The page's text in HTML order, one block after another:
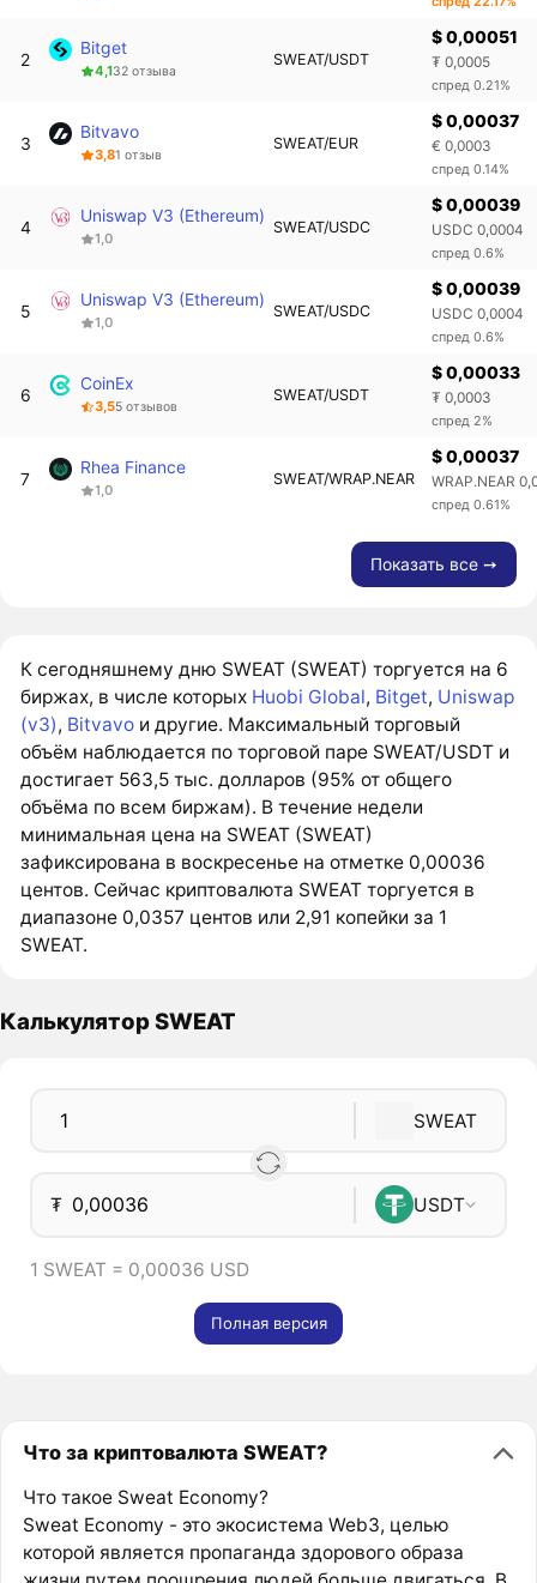
2
Bitget
4,132 отзыва
SWEAT/USDT
$ 0,00051
₮ 0,0005
спред 0.21%
3
Bitvavo
3,81 отзыв
SWEAT/EUR
$ 0,00037
€ 0,0003
спред 0.14%
4
Uniswap V3 (Ethereum)
1,0
SWEAT/USDC
$ 0,00039
USDC 0,0004
спред 0.6%
5
Uniswap V3 (Ethereum)
1,0
SWEAT/USDC
$ 0,00039
USDC 0,0004
спред 0.6%
6
CoinEx
3,55 отзывов
SWEAT/USDT
$ 0,00033
₮ 0,0003
спред 2%
7
Rhea Finance
1,0
SWEAT/WRAP.NEAR
$ 0,00037
WRAP.NEAR
спред 0.61%
Показать все ➙
К сегодняшнему дню SWEAT (SWEAT) торгуется на 6
биржах, в числе которых Huobi Global, Bitget, Uniswap
(v3), Bitvavo и другие. Максимальный торговый
объём наблюдается по торговой паре SWEAT/USDT и
достигает 563,5 тыс. долларов (95% от общего
объёма по всем биржам). В течение недели
минимальная цена на SWEAT (SWEAT)
зафиксирована в воскресенье на отметке 0,00036
центов. Сейчас криптовалюта SWEAT торгуется в
диапазоне 0,0357 центов или 2,91 копейки за 1
SWEAT.
Калькулятор SWEAT
SWEAT
₮ USDT
1 SWEAT = 0,00036 USD
Полная версия
Что за криптовалюта SWEAT?
Что такое Sweat Economy?
Sweat Economy - это экосистема Web3, целью
которой является пропаганда здорового образа